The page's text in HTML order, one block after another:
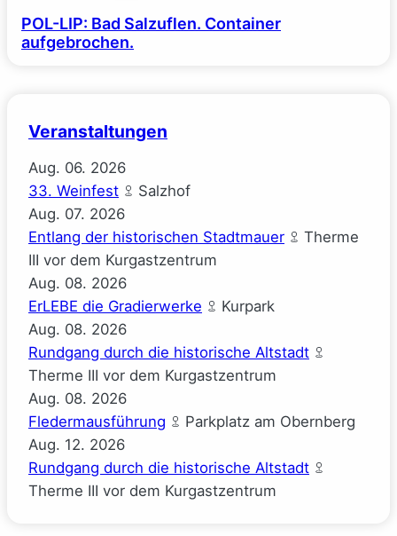
POL-LIP: Bad Salzuflen. Container
aufgebrochen.
Veranstaltungen
Aug. 06. 2026
33. Weinfest
Salzhof
Aug. 07. 2026
Entlang der historischen Stadtmauer
Therme
III vor dem Kurgastzentrum
Aug. 08. 2026
ErLEBE die Gradierwerke
Kurpark
Aug. 08. 2026
Rundgang durch die historische Altstadt
Therme III vor dem Kurgastzentrum
Aug. 08. 2026
Fledermausführung
Parkplatz am Obernberg
Aug. 12. 2026
Rundgang durch die historische Altstadt
Therme III vor dem Kurgastzentrum